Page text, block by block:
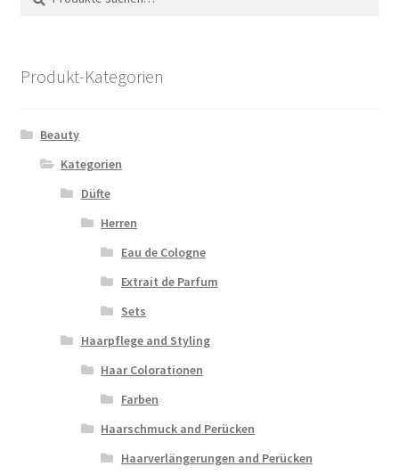
nach:
Produkt-Kategorien
Beauty
Kategorien
Düfte
Herren
Eau de Cologne
Extrait de Parfum
Sets
Haarpflege and Styling
Haar Colorationen
Farben
Haarschmuck and Perücken
Haarverlängerungen and Perücken